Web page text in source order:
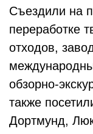
Съездили на
переработке
отходов,
обзорно-
также
Дортмунд,